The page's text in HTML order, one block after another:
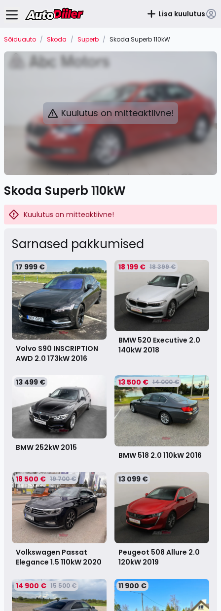
Lisa kuulutus
Sõiduauto / Skoda / Superb / Skoda Superb 110kW
Kuulutus on mitteaktiivne!
Skoda Superb 110kW
Kuulutus on mitteaktiivne!
Sarnased pakkumised
17 999 €
Volvo S90 INSCRIPTION
AWD 2.0 173kW 2016
18 199 € 18 399 €
BMW 520 Executive 2.0
140kW 2018
13 499 €
BMW 252kW 2015
13 500 € 14 000 €
BMW 518 2.0 110kW 2016
18 500 € 19 700 €
Volkswagen Passat
Elegance 1.5 110kW 2020
13 099 €
Peugeot 508 Allure 2.0
120kW 2019
14 900 € 15 500 € 11 900 €